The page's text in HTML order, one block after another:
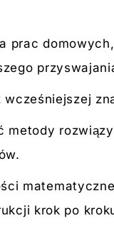
prac
metody
krok po